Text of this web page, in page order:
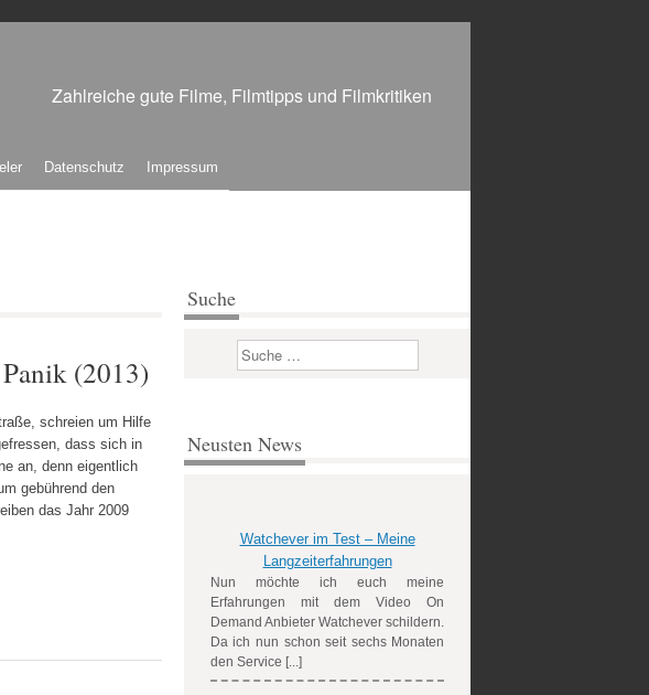
Zahlreiche gute Filme, Filmtipps und Filmkritiken
Datenschutz Impressum
(2013)
schreien um Hilfe
dass sich in
an, denn eigentlich
gebührend den
das Jahr 2009
Suche
Suchen
Neusten News
Watchever im Test – Meine
Langzeiterfahrungen
Nun möchte ich euch meine
Erfahrungen mit dem Video On
Demand Anbieter Watchever schildern.
Da ich nun schon seit sechs Monaten
den Service [...]